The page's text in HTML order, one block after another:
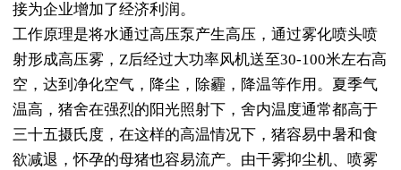
接为企业增加了经济利润。
工作原理是将水通过高压泵产生高压，通过雾化喷头喷
射形成高压雾，Z后经过大功率风机送至30-100米左右高
空，达到净化空气，降尘，除霾，降温等作用。夏季气
温高，猪舍在强烈的阳光照射下，舍内温度通常都高于
三十五摄氏度，在这样的高温情况下，猪容易中暑和食
欲减退，怀孕的母猪也容易流产。由干雾抑尘机、喷雾